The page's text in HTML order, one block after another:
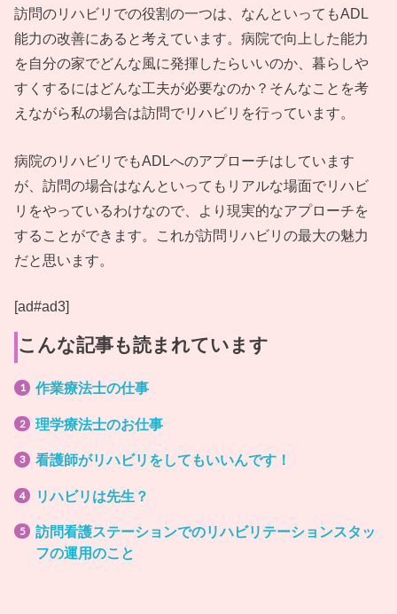
訪問のリハビリでの役割の一つは、なんといってもADL
能力の改善にあると考えています。病院で向上した能力
を自分の家でどんな風に発揮したらいいのか、暮らしや
すくするにはどんな工夫が必要なのか？そんなことを考
えながら私の場合は訪問でリハビリを行っています。
病院のリハビリでもADLへのアプローチはしています
が、訪問の場合はなんといってもリアルな場面でリハビ
リをやっているわけなので、より現実的なアプローチを
することができます。これが訪問リハビリの最大の魅力
だと思います。
[ad#ad3]
こんな記事も読まれています
作業療法士の仕事
理学療法士のお仕事
看護師がリハビリをしてもいいんです！
リハビリは先生？
訪問看護ステーションでのリハビリテーションスタッ
フの運用のこと